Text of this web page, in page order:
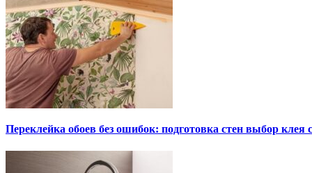
Переклейка обоев без ошибок: подготовка стен выбор клея